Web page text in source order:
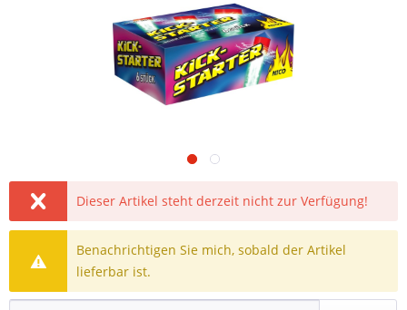
Dieser Artikel steht derzeit nicht zur Verfügung!
Benachrichtigen Sie mich, sobald der Artikel
lieferbar ist.